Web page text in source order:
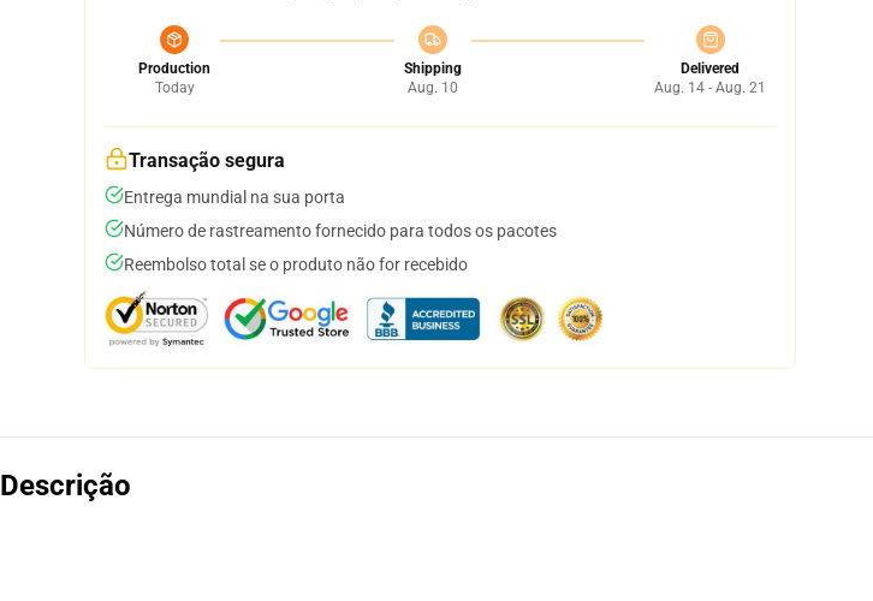
Production
Today
Shipping
Aug. 10
Delivered
Aug. 14 - Aug. 21
Transação segura
Entrega mundial na sua porta
Número de rastreamento fornecido para todos os pacotes
Reembolso total se o produto não for recebido
Descrição